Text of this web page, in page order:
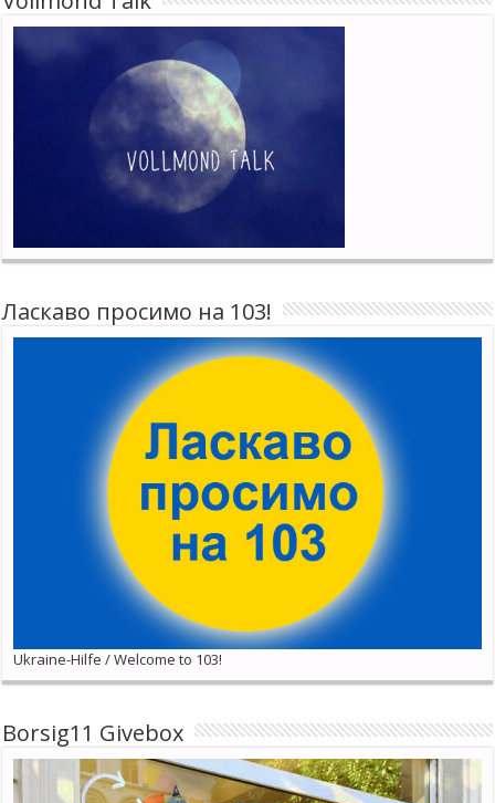
Ласкаво просимо на 103!
Ukraine-Hilfe / Welcome to 103!
Borsig11 Givebox